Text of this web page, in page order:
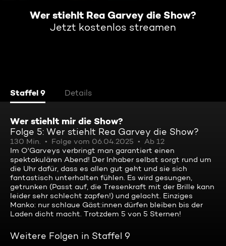
Wer stiehlt Rea Garvey die Show?
Jetzt kostenlos streamen
Staffel 9 Details
Wer stiehlt mir die Show?
Folge 5: Wer stiehlt Rea Garvey die Show?
130 Min. Folge vom 06.04.2025
Ab 12
Im O'Garveys verbringt man garantiert einen
spektakulären Abend! Der Inhaber selbst sorgt rund um
die Uhr dafür, dass es allen gut geht und sie sich
fantastisch unterhalten fühlen. Es wird gesungen,
getrunken (Passt auf, die Tresenkraft mit der Brille kann
leider sehr schlecht zapfen!) und gelacht. Einziges
Manko: nur schlaue Gäst:innen dürfen bleiben bis der
Laden dicht macht. Trotzdem 5 von 5 Sternen!
Weitere Folgen in Staffel 9